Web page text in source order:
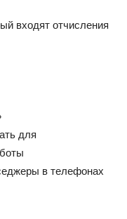
входят отчисления
для
в телефонах